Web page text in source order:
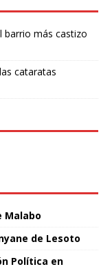
barrio más castizo
cataratas
Malabo
de Lesoto
Política en